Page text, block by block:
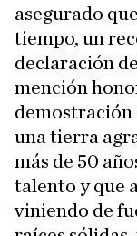
asegurado
tiempo, un
declaración
mención
demostración
una tierra
más de 50
talento y que
viniendo de